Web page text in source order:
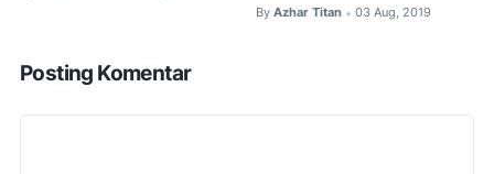
By Azhar Titan • 03 Aug, 2019
Posting Komentar